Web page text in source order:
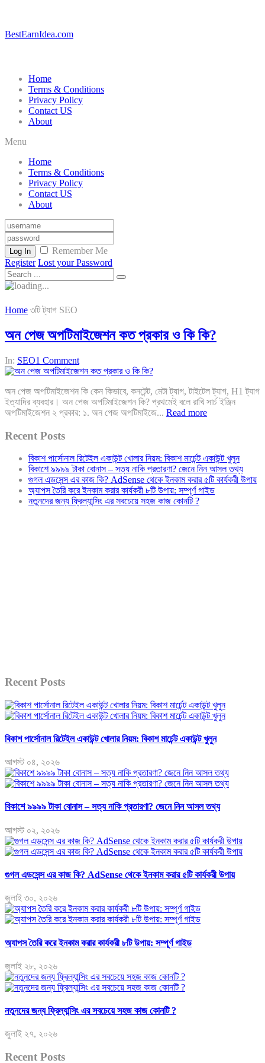
BestEarnIdea.com
Home
Terms & Conditions
Privacy Policy
Contact US
About
Menu
Home
Terms & Conditions
Privacy Policy
Contact US
About
Log In
Remember Me
Register Lost your Password
Home ৩টি ট্যাগ SEO
অন পেজ অপটিমাইজেশন কত প্রকার ও কি কি?
In: SEO1 Comment
অন পেজ অপটিমাইজেশন কি কেন কিভাবে, কনটেন্ট, মেটা ট্যাগ, টাইটেল ট্যাগ, H1 ট্যাগ
ইত্যাদির ব্যবহার। অন পেজ অপটিমাইজেশন কি? প্রথমেই বলে রাখি সার্চ ইঞ্জিন
অপটিমাইজেশন ২ প্রকার: ১. অন পেজ অপটিমাইজে... Read more
Recent Posts
বিকাশ পার্সোনাল রিটেইল একাউন্ট খোলার নিয়ম: বিকাশ মার্চেন্ট একাউন্ট খুলুন
বিকাশে ৯৯৯৯ টাকা বোনাস – সত্য নাকি প্রতারণা? জেনে নিন আসল তথ্য
গুগল এডসেন্স এর কাজ কি? AdSense থেকে ইনকাম করার ৫টি কার্যকরী উপায়
অ্যাপস তৈরি করে ইনকাম করার কার্যকরী ৮টি উপায়: সম্পূর্ণ গাইড
নতুনদের জন্য ফ্রিল্যান্সিং এর সবচেয়ে সহজ কাজ কোনটি ?
Recent Posts
বিকাশ পার্সোনাল রিটেইল একাউন্ট খোলার নিয়ম: বিকাশ মার্চেন্ট একাউন্ট খুলুন
আগস্ট ০৪, ২০২৬
বিকাশে ৯৯৯৯ টাকা বোনাস – সত্য নাকি প্রতারণা? জেনে নিন আসল তথ্য
আগস্ট ০২, ২০২৬
গুগল এডসেন্স এর কাজ কি? AdSense থেকে ইনকাম করার ৫টি কার্যকরী উপায়
জুলাই ৩০, ২০২৬
অ্যাপস তৈরি করে ইনকাম করার কার্যকরী ৮টি উপায়: সম্পূর্ণ গাইড
জুলাই ২৮, ২০২৬
নতুনদের জন্য ফ্রিল্যান্সিং এর সবচেয়ে সহজ কাজ কোনটি ?
জুলাই ২৭, ২০২৬
Recent Posts